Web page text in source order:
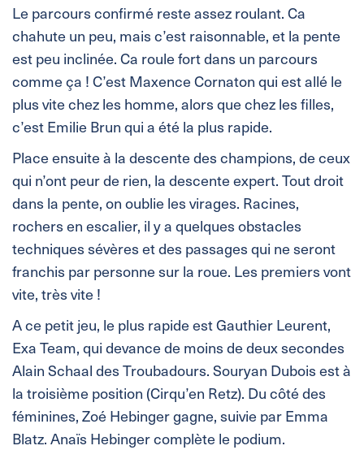
Le parcours confirmé reste assez roulant. Ca
chahute un peu, mais c’est raisonnable, et la pente
est peu inclinée. Ca roule fort dans un parcours
comme ça ! C’est Maxence Cornaton qui est allé le
plus vite chez les homme, alors que chez les filles,
c’est Emilie Brun qui a été la plus rapide.
Place ensuite à la descente des champions, de ceux
qui n’ont peur de rien, la descente expert. Tout droit
dans la pente, on oublie les virages. Racines,
rochers en escalier, il y a quelques obstacles
techniques sévères et des passages qui ne seront
franchis par personne sur la roue. Les premiers vont
vite, très vite !
A ce petit jeu, le plus rapide est Gauthier Leurent,
Exa Team, qui devance de moins de deux secondes
Alain Schaal des Troubadours. Souryan Dubois est à
la troisième position (Cirqu’en Retz). Du côté des
féminines, Zoé Hebinger gagne, suivie par Emma
Blatz. Anaïs Hebinger complète le podium.